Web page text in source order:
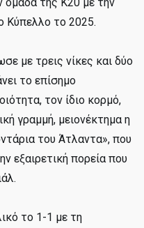
ομάδα της Κ20 με την
Κύπελλο το 2025.
με τρεις νίκες και δύο
το επίσημο
τον ίδιο κορμό,
γραμμή, μειονέκτημα η
του Άτλαντα», που
εξαιρετική πορεία που
το 1-1 με τη